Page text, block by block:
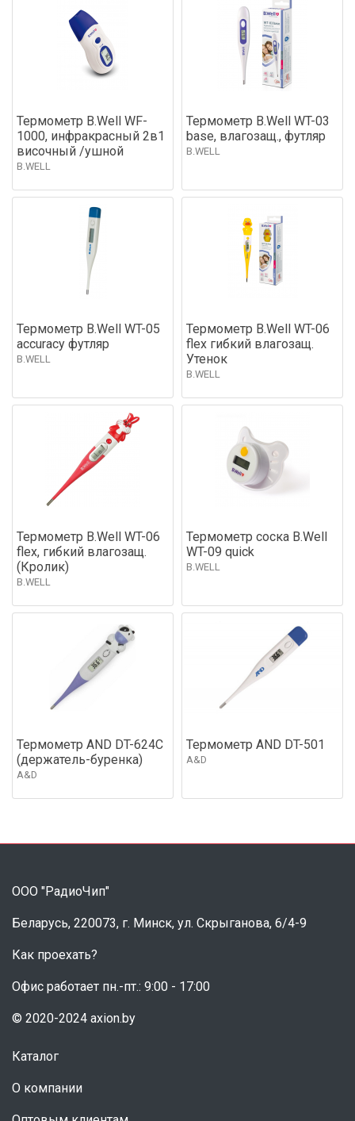
Термометр B.Well WF-
1000, инфракрасный 2в1
височный /ушной
B.WELL
Термометр B.Well WT-03
base, влагозащ., футляр
B.WELL
Термометр B.Well WT-05
accuracy футляр
B.WELL
Термометр B.Well WT-06
flex гибкий влагозащ.
Утенок
B.WELL
Термометр B.Well WT-06
flex, гибкий влагозащ.
(Кролик)
B.WELL
Термометр соска B.Well
WT-09 quick
B.WELL
Термометр AND DT-624C
(держатель-буренка)
A&D
Термометр AND DT-501
A&D
ООО "РадиоЧип"
Беларусь, 220073, г. Минск, ул. Скрыганова, 6/4-9
Как проехать?
Офис работает пн.-пт.: 9:00 - 17:00
© 2020-2024 axion.by
Каталог
О компании